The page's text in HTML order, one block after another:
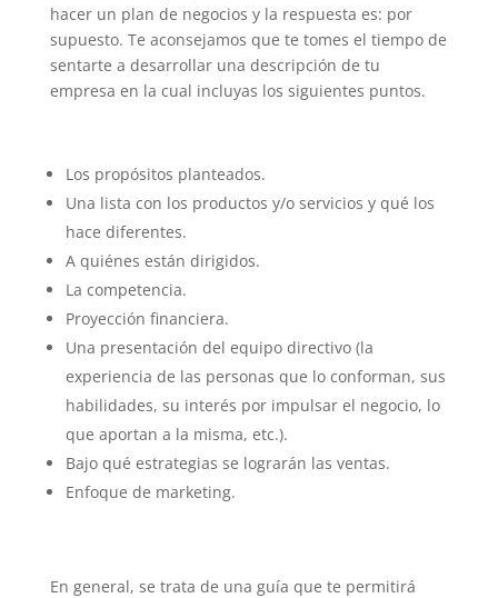
hacer un plan de negocios y la respuesta es: por
supuesto. Te aconsejamos que te tomes el tiempo de
sentarte a desarrollar una descripción de tu
empresa en la cual incluyas los siguientes puntos.
Los propósitos planteados.
Una lista con los productos y/o servicios y qué los
hace diferentes.
A quiénes están dirigidos.
La competencia.
Proyección financiera.
Una presentación del equipo directivo (la
experiencia de las personas que lo conforman, sus
habilidades, su interés por impulsar el negocio, lo
que aportan a la misma, etc.).
Bajo qué estrategias se lograrán las ventas.
Enfoque de marketing.
En general, se trata de una guía que te permitirá